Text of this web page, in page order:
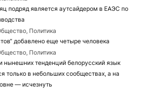
подряд является аутсайдером в ЕАЭС по
Политика
добавлено еще четыре человека
Политика
нынешних тенденций белорусский язык
только в небольших сообществах, а на
— исчезнуть